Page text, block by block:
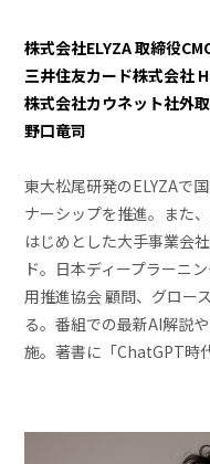
株式会社ELYZA 取締役
三井住友カード株式会
株式会社カウネット社外
野口竜司
東大松尾研発のELYZAで
ナーシップを推進。また
はじめとした大手事業会
ド。日本ディープラーニ
用推進協会 顧問、グロー
る。番組での最新AI解説
施。著書に「ChatGPT時